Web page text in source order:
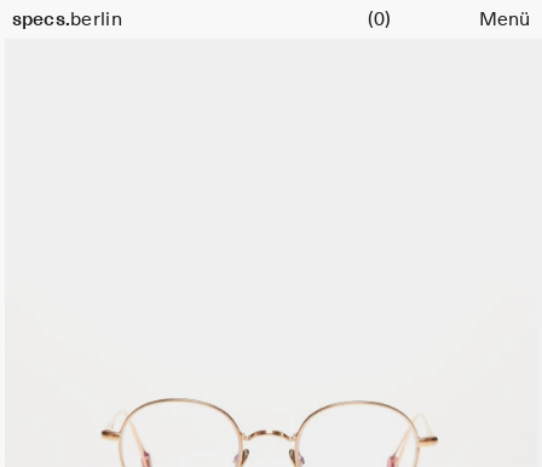
specs.berlin
Warenkorb (0) Menü
Größe
45